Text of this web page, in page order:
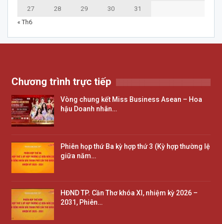
27 28 29 30
31
« Th6
Chương trình trực tiếp
Vòng chung kết Miss Business Asean – Hoa
hậu Doanh nhân…
Phiên họp thứ Ba kỳ hợp thứ 3 (Kỳ hợp thường lệ
giữa năm…
HĐND TP. Cần Thơ khóa XI, nhiệm kỳ 2026 –
2031, Phiên…